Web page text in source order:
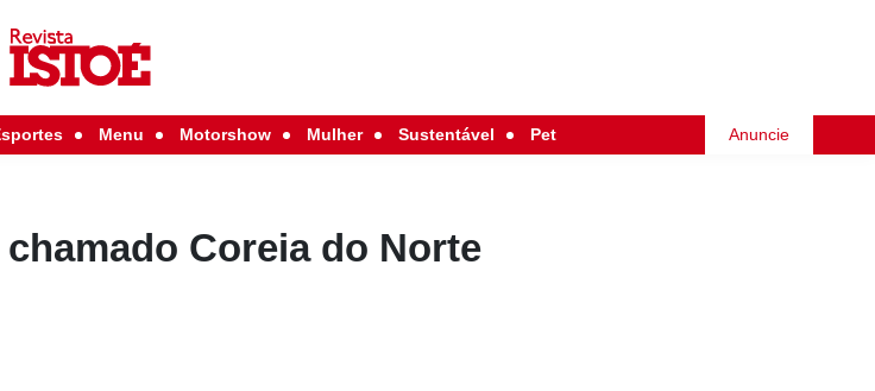
Menu Motorshow Mulher Sustentável Pet Anuncie
Coreia do Norte